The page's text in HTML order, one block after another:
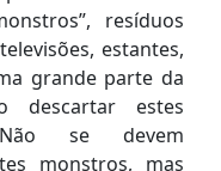
resíduos
estantes,
grande parte da
descartar estes
se devem
monstros, mas